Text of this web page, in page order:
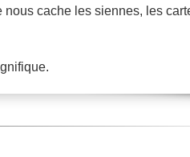
cache les siennes, les